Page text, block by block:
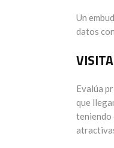
Un
datos
Evalúa
que
teniendo